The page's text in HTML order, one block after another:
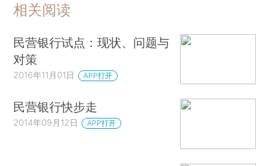
相关阅读
民营银行试点：现状、问题与
对策
2016年11月01日 APP打开
民营银行快步走
2014年09月12日 APP打开